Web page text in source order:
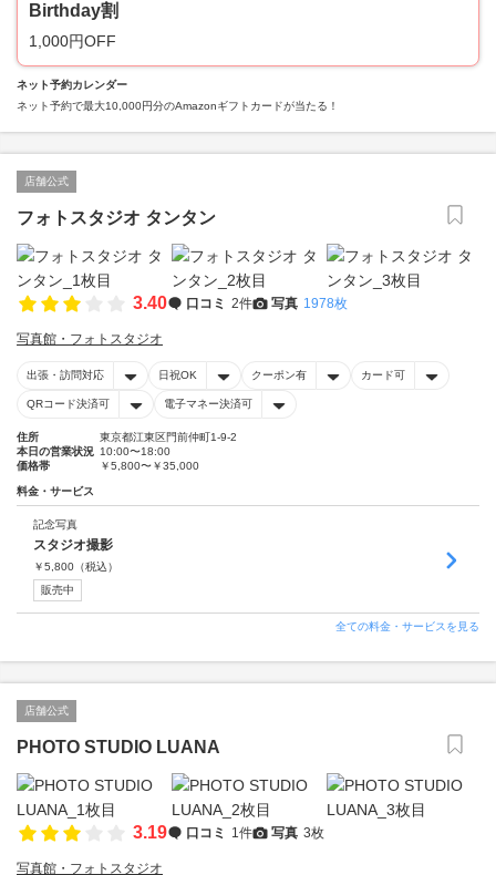
Birthday割
1,000円OFF
ネット予約カレンダー
ネット予約で最大10,000円分のAmazonギフトカードが当たる！
店舗公式
フォトスタジオ タンタン
3.40 口コミ 2件 写真 1978枚
写真館・フォトスタジオ
出張・訪問対応 日祝OK クーポン有 カード可
QRコード決済可 電子マネー決済可
住所
東京都江東区門前仲町1-9-2
本日の営業状況 10:00〜18:00
価格帯
￥5,800〜￥35,000
料金・サービス
記念写真
スタジオ撮影
￥5,800 （税込）
販売中
全ての料金・サービスを見る
店舗公式
PHOTO STUDIO LUANA
3.19 口コミ 1件 写真 3枚
写真館・フォトスタジオ